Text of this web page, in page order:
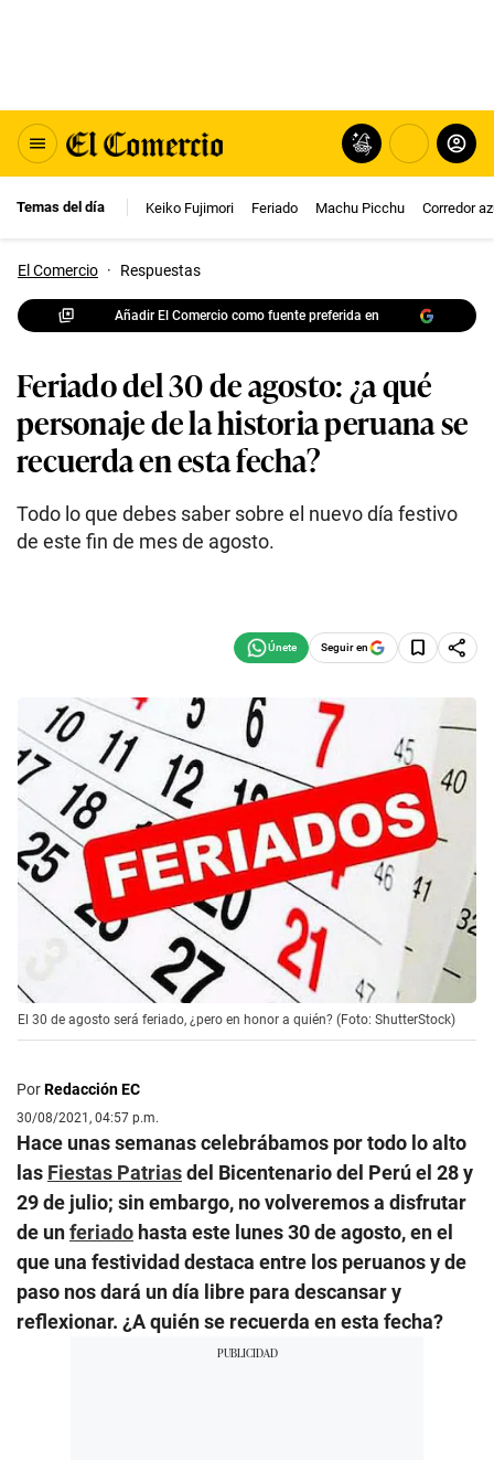
Temas del día Keiko Fujimori Feriado Machu Picchu Corredor
El Comercio · Respuestas
Añadir El Comercio como fuente preferida en
Feriado del 30 de agosto: ¿a qué
personaje de la historia peruana se
recuerda en esta fecha?
Todo lo que debes saber sobre el nuevo día festivo
de este fin de mes de agosto.
Seguir en
El 30 de agosto será feriado, ¿pero en honor a quién? (Foto: ShutterStock)
PorRedacción EC
30/08/2021, 04:57 p.m.
Hace unas semanas celebrábamos por todo lo alto
las Fiestas Patriasdel Bicentenario del Perú el 28 y
29 de julio; sin embargo, no volveremos a disfrutar
de unferiado hasta este lunes 30 de agosto, en el
que una festividad destaca entre los peruanos y de
paso nos dará un día libre para descansar y
reflexionar. ¿A quién se recuerda en esta fecha?